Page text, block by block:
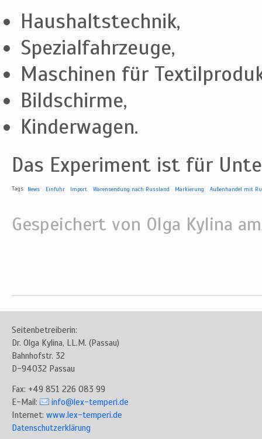
Haushaltstechnik,
Spezialfahrzeuge,
Maschinen für
Bildschirme,
Kinderwagen.
Das Experiment ist für
Tags: News Einfuhr Import Warensendung nach Russland Markierung Außenhandel mit
Gespeichert von Olga Kylina
Seitenbetreiberin:
Dr. Olga Kylina, LL.M. (Passau)
Bahnhofstr. 32
D-94032 Passau
Fax: +49 851 226 083 99
E-Mail:
info@lex-temperi.de
Internet: www.lex-temperi.de
Datenschutzerklärung